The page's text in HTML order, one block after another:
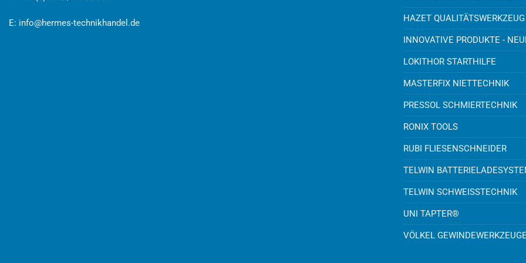
E: info@hermes-technikhandel.de HAZET QUALITÄTSWERKZEUG
INNOVATIVE PRODUKTE -
LOKITHOR STARTHILFE
MASTERFIX NIETTECHNIK
PRESSOL SCHMIERTECHNIK
RONIX TOOLS
RUBI FLIESENSCHNEIDER
TELWIN
TELWIN SCHWEISSTECHNIK
UNI TAPTER®
VÖLKEL GEWINDEWERKZEUGE